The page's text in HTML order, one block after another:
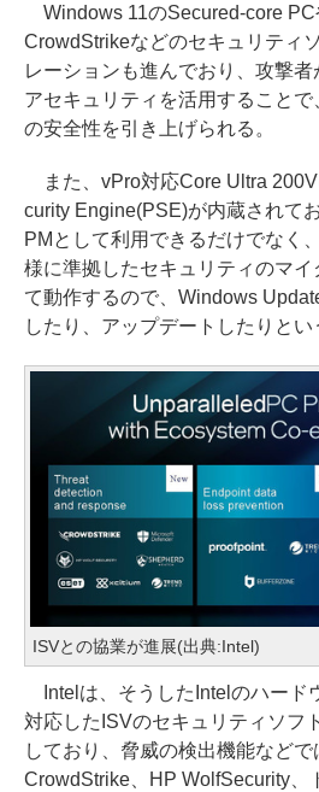
Windows 11のSecured-core PC
CrowdStrikeなどのセキュリティ
レーションも進んでおり、攻撃
アセキュリティを活用することで
の安全性を引き上げられる。
また、vPro対応Core Ultra
curity Engine(PSE)が内蔵されて
PMとして利用できるだけでなく
様に準拠したセキュリティのマ
て動作するので、Windows
したり、アップデートしたりとい
ISVとの協業が進展(出典:Intel)
Intelは、そうしたIntelのハード
対応したISVのセキュリティソフ
しており、脅威の検出機能など
CrowdStrike、HP WolfSecurity、